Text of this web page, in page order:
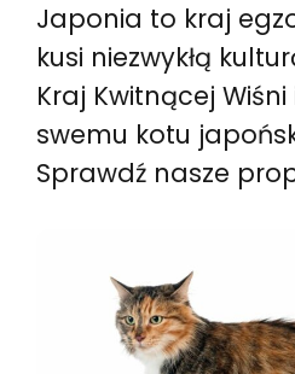
Japonia to kraj
kusi niezwykłą
Kraj Kwitnącej
swemu kotu
Sprawdź nasze